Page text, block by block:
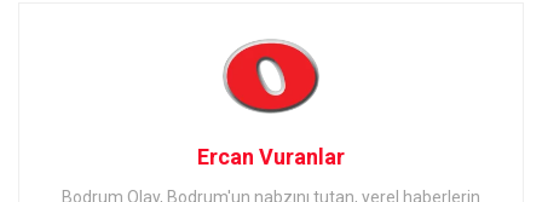
Ercan Vuranlar
Bodrum Olay, Bodrum'un nabzını tutan, yerel haberlerin